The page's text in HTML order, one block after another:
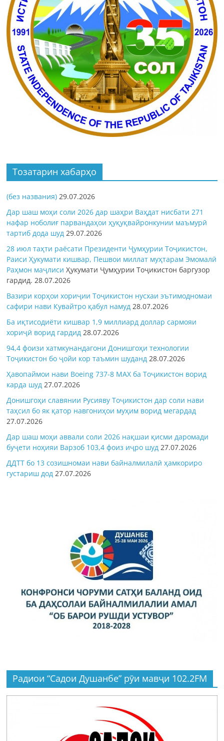
Тозатарин хабарҳо
(без названия) 29.07.2026
Дар шаш моҳи соли 2026 дар шаҳри Ваҳдат нисбати 271
нафар ноболиғ парвандаҳои ҳуқуқвайронкунии маъмурӣ
тартиб дода шуд 29.07.2026
28 июл таҳти раёсати Президенти Ҷумҳурии Тоҷикистон,
Раиси Ҳукумати кишвар, Пешвои миллат муҳтарам Эмомалӣ
Раҳмон маҷлисиҲукумати Ҷумҳурии Тоҷикистон баргузор
гардид.28.07.2026
Вазири корҳои хориҷии Тоҷикистон нусхаи эътимодномаи
сафири нави Кувайтро қабул намуд 28.07.2026
Ба иқтисодиёти кишвар 1,9 миллиард доллар сармояи
хориҷӣ ворид гардид 28.07.2026
94,4 фоизи хатмкунандагони Донишгоҳи технологии
Тоҷикистон бо ҷойи кор таъмин шуданд 28.07.2026
Ҳавопаймои нави Boeing 737-8 MAX ба Тоҷикистон ворид
карда шуд 27.07.2026
Донишгоҳи славянии Русияву Тоҷикистон дар соли нави
таҳсил бо як қатор навгониҳои муҳим ворид мегардад
27.07.2026
Дар шаш моҳи аввали соли 2026 нақшаи қисми даромади
буҷети ноҳияи Варзоб 103,4 фоиз иҷро шуд 27.07.2026
ДДТТ бо 13 созишномаи нави байналмилалӣ ҳамкориро
густариш дод 27.07.2026
Радиои “Садои Душанбе” рӯи мавҷи 102.2FM